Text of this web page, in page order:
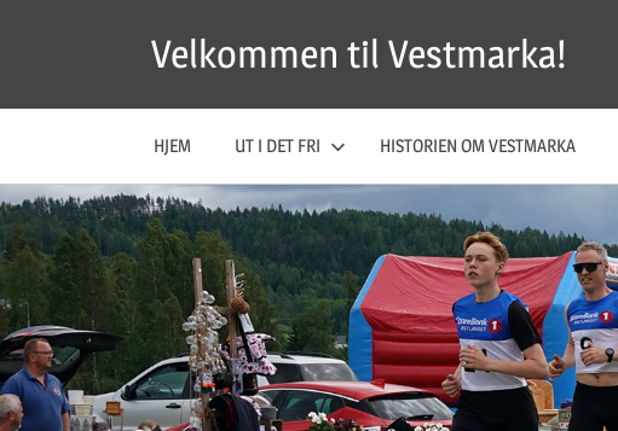
Velkommen til Vestmarka!
HJEM UT I DET FRI HISTORIEN OM VESTMARKA